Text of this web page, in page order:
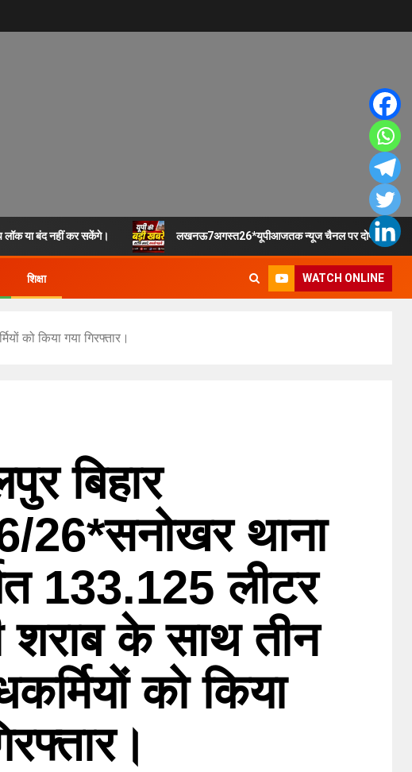
लॉक या बंद नहीं कर सकेंगे। लखनऊ7अगस्त26*यूपीआजतक न्यूज चैनल पर दोपहर 1
शिक्षा WATCH ONLINE
को किया गया गिरफ्तार।
बिहार
26*सनोखर थाना
133.125 लीटर
शराब के साथ तीन
को किया